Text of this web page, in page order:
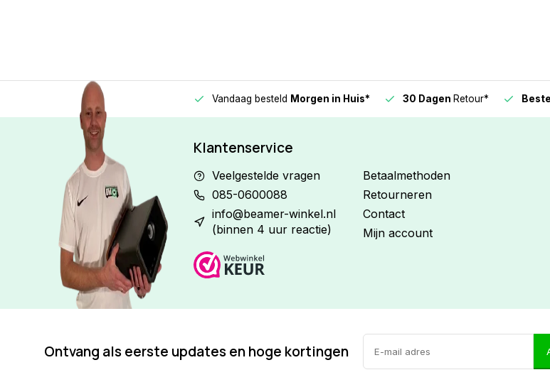
3 gelijke delen Vandaag besteld Morgen in Huis* 30 Dagen Retour*
Klantenservice
Veelgestelde vragen
085-0600088
info@beamer-winkel.nl
(binnen 4 uur reactie)
Betaalmethoden
Retourneren
Contact
Mijn account
Ontvang als eerste updates en hoge kortingen